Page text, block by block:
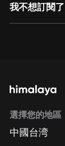
我不想訂閱
方法 Google
選擇您的地區
中國台湾